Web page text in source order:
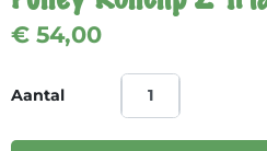
€ 54,00
Aantal